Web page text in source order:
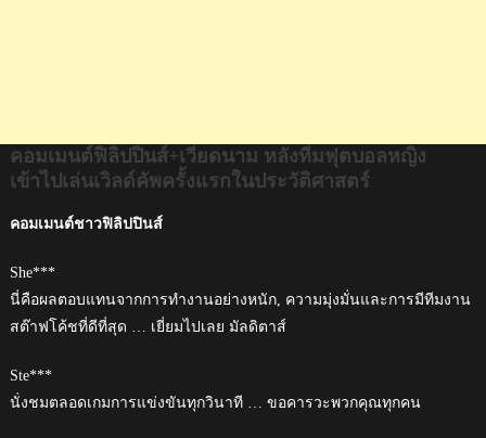
คอมเมนต์ฟิลิปปินส์+เวียดนาม หลังทีมฟุตบอลหญิง
เข้าไปเล่นเวิลด์คัพครั้งแรกในประวัติศาสตร์
คอมเมนต์ชาวฟิลิปปินส์
She***
นี่คือผลตอบแทนจากการทำงานอย่างหนัก, ความมุ่งมั่นและการมีทีมงาน
สต๊าฟโค้ชที่ดีที่สุด … เยี่ยมไปเลย มัลดิตาส์
Ste***
นั่งชมตลอดเกมการแข่งขันทุกวินาที … ขอคารวะพวกคุณทุกคน